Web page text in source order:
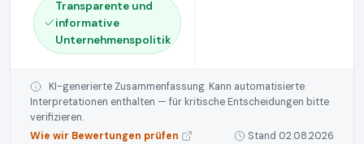
Transparente und
informative
Unternehmenspolitik
KI-generierte Zusammenfassung. Kann automatisierte
Interpretationen enthalten — für kritische Entscheidungen bitte
verifizieren.
Wie wir Bewertungen prüfen
Stand 02.08.2026